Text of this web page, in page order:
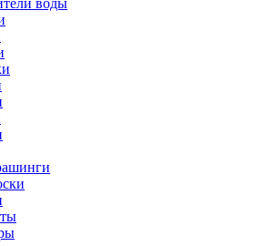
воды